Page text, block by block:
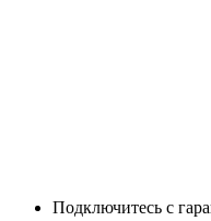
Подключитесь с